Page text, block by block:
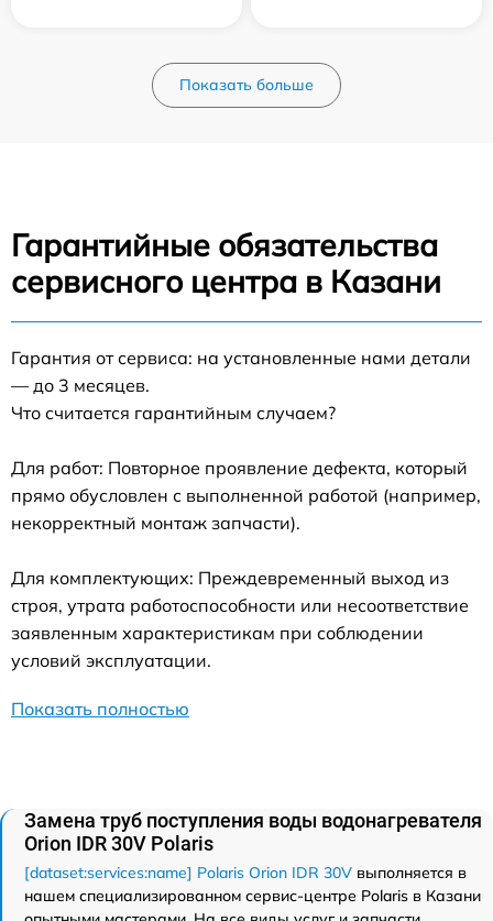
Показать больше
Гарантийные обязательства
сервисного центра в Казани
Гарантия от сервиса: на установленные нами детали
— до 3 месяцев.
Что считается гарантийным случаем?
Для работ: Повторное проявление дефекта, который
прямо обусловлен с выполненной работой (например,
некорректный монтаж запчасти).
Для комплектующих: Преждевременный выход из
строя, утрата работоспособности или несоответствие
заявленным характеристикам при соблюдении
условий эксплуатации.
Показать полностью
Замена труб поступления воды водонагревателя
Orion IDR 30V Polaris
[dataset:services:name] Polaris Orion IDR 30V выполняется в
нашем специализированном сервис-центре Polaris в Казани